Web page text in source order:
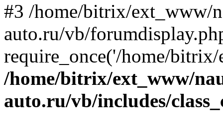
#3 /home/bitrix/ext_www/
auto.ru/vb/
require_once('/home/
/home/bitrix/ext_www/
auto.ru/vb/includes/